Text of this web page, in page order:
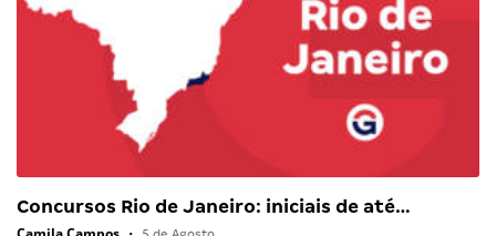
Concursos Rio de Janeiro: iniciais de até…